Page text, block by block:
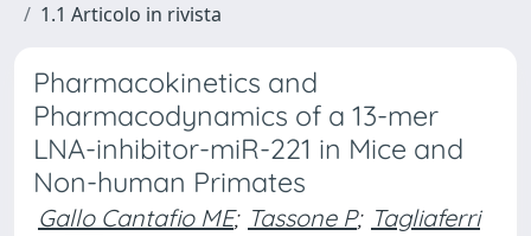
1.1 Articolo in rivista
Pharmacokinetics and
Pharmacodynamics of a 13-mer
LNA-inhibitor-miR-221 in Mice and
Non-human Primates
Gallo Cantafio ME; Tassone P; Tagliaferri